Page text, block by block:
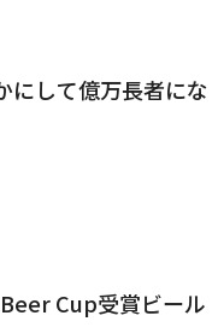
にして億万長者にな
Cup受賞ビール